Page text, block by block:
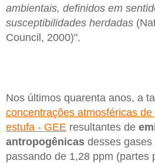
ambientais, definidos em
susceptibilidades herdadas
Council, 2000)".
Nos últimos quarenta anos, a
concentrações atmosféricas
estufa - GEE resultantes de
antropogênicas desses
passando de 1,28 ppm (partes